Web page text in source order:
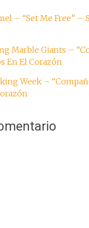
– “Set Me Free” –
Marble Giants –
En El Corazón
Week –